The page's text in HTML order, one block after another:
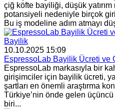
çiğ köfte bayiliği, düşük
potansiyeli nedeniyle birçok
Bu iş modeline adım atmayı
Bayilik
10.10.2025 15:09
EspressoLab Bayilik Ücreti ve
EspressoLab markasıyla bir
girişimciler için bayilik ücreti,
şartları en önemli araştırma
Türkiye’nin önde gelen
biri...